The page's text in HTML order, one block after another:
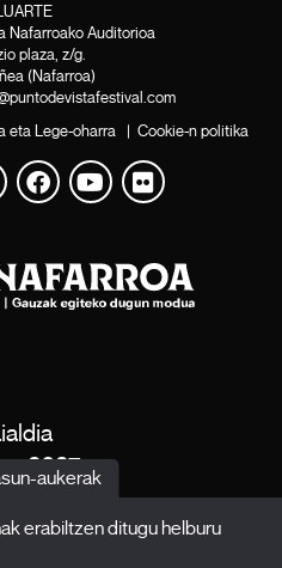
Nafarroako Auditorioa
plaza, z/g.
(Nafarroa)
eta Lege-oharra | Cookie-n politika
Twitter
Facebook
Youtube
Flickr
2027
aukerak
erabiltzen ditugu helburu